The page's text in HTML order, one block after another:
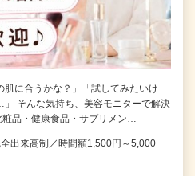
肌に合うかな？」「試してみたいけ
そんな気持ち、美容モニターで解決
粧品・健康食品・サプリメン…
出来高制／時間額1,500円～5,000